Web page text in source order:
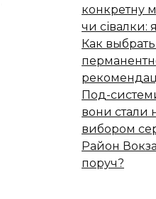
конкретну
чи сівалки:
Как
Под-
вони стали
вибором
Район
поруч?